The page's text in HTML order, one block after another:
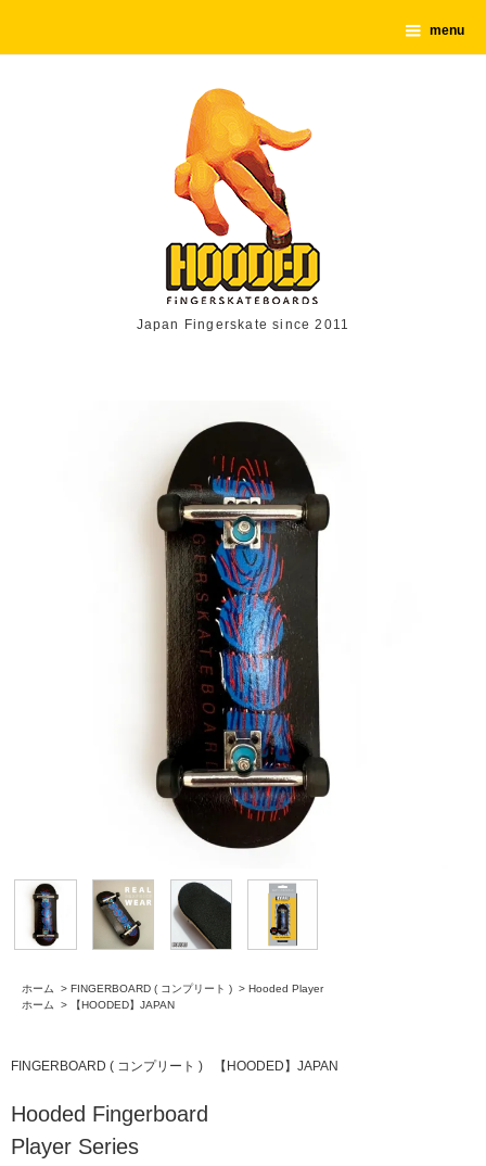
menu
Japan Fingerskate since 2011
ホーム > FINGERBOARD ( コンプリート ) > Hooded Player
ホーム
> 【HOODED】JAPAN
FINGERBOARD ( コンプリート ) 【HOODED】JAPAN
Hooded Fingerboard
Player Series